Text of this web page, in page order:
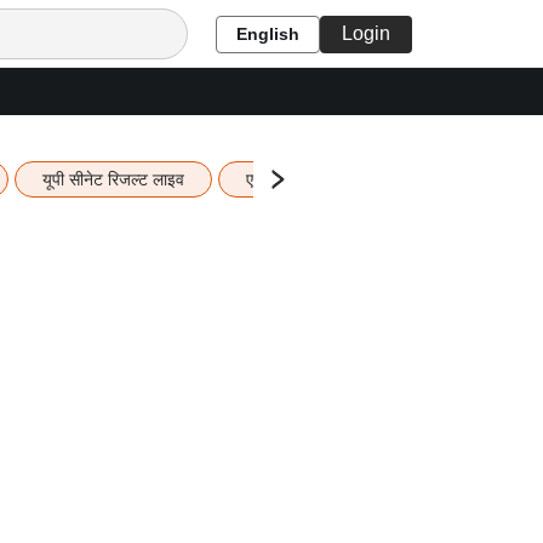
English Login
यूपी सीनेट रिजल्ट लाइव एचबीएसई 12वीं का रिजल्ट लाइव